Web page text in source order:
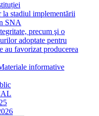
stadiul implementării
SNA
precum şi o
adoptate pentru
au favorizat producerea
informative